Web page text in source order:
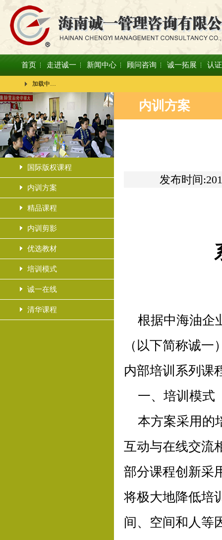
首页 走进诚一 新闻中心 顾问咨询 诚一拓展 认
加载中…
国际版权课程
内训方案
精品课程
内训剪影
优选教材
培训模式
诚一在线
清华课程
内训方案
发布时间
根据中海油企
（以下简称诚
内部培训系列课
一、培训模式
本方案采用的
互动与在线交流
部分课程创新采
将极大地降低培
间、空间和人等